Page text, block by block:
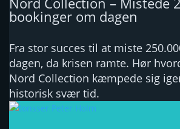
bookinger om dagen
Fra stor succes til at miste
dagen, da krisen ramte. Hør
Nord Collection kæmpede sig
historisk svær tid.